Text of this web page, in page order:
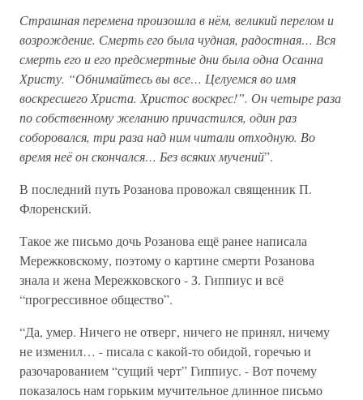
Страшная перемена произошла в нём, великий перелом и
возрождение. Смерть его была чудная, радостная… Вся
смерть его и его предсмертные дни была одна Осанна
Христу. “Обнимайтесь вы все… Целуемся во имя
воскресшего Христа. Христос воскрес!”. Он четыре раза
по собственному желанию причастился, один раз
соборовался, три раза над ним читали отходную. Во
время неё он скончался… Без всяких мучений”.
В последний путь Розанова провожал священник П.
Флоренский.
Такое же письмо дочь Розанова ещё ранее написала
Мережковскому, поэтому о картине смерти Розанова
знала и жена Мережковского - З. Гиппиус и всё
“прогрессивное общество”.
“Да, умер. Ничего не отверг, ничего не принял, ничему
не изменил… - писала с какой-то обидой, горечью и
разочарованием “сущий черт” Гиппиус. - Вот почему
показалось нам горьким мучительное длинное письмо